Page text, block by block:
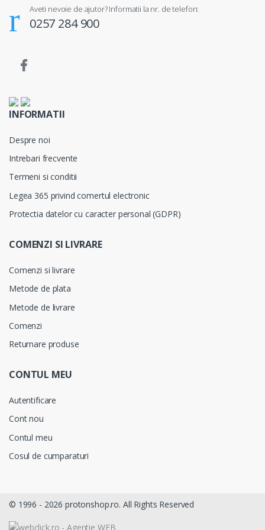
Aveti nevoie de ajutor? Informatii la nr. de telefon:
0257 284 900
INFORMATII
Despre noi
Intrebari frecvente
Termeni si conditii
Legea 365 privind comertul electronic
Protectia datelor cu caracter personal (GDPR)
COMENZI SI LIVRARE
Comenzi si livrare
Metode de plata
Metode de livrare
Comenzi
Returnare produse
CONTUL MEU
Autentificare
Cont nou
Contul meu
Cosul de cumparaturi
© 1996 - 2026 protonshop.ro. All Rights Reserved